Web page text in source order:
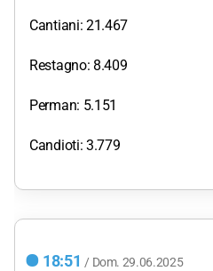
Cantiani: 21.467
Restagno: 8.409
Perman: 5.151
Candioti: 3.779
18:51 / Dom. 29.06.2025